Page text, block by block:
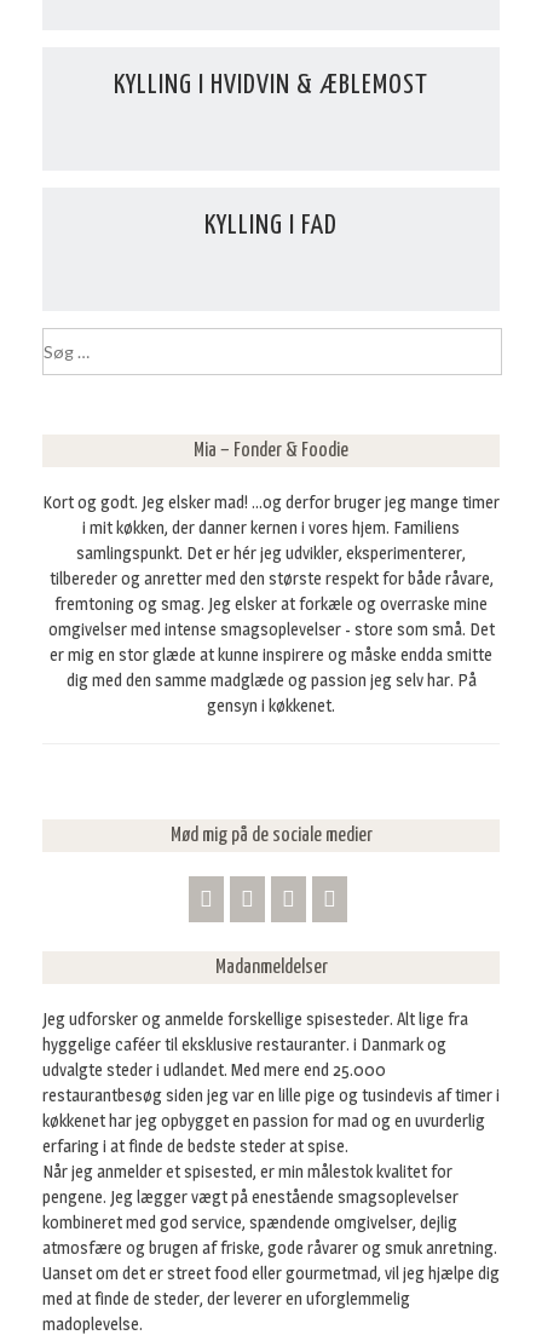
KYLLING I HVIDVIN & ÆBLEMOST
KYLLING I FAD
e
Mia – Fonder & Foodie
Kort og godt. Jeg elsker mad! ...og derfor bruger jeg mange timer
i mit køkken, der danner kernen i vores hjem. Familiens
samlingspunkt. Det er hér jeg udvikler, eksperimenterer,
tilbereder og anretter med den største respekt for både råvare,
fremtoning og smag. Jeg elsker at forkæle og overraske mine
omgivelser med intense smagsoplevelser - store som små. Det
er mig en stor glæde at kunne inspirere og måske endda smitte
dig med den samme madglæde og passion jeg selv har. På
gensyn i køkkenet.
Mød mig på de sociale medier
Madanmeldelser
Jeg udforsker og anmelde forskellige spisesteder. Alt lige fra
hyggelige caféer til eksklusive restauranter. i Danmark og
udvalgte steder i udlandet. Med mere end 25.000
restaurantbesøg siden jeg var en lille pige og tusindevis af timer i
køkkenet har jeg opbygget en passion for mad og en uvurderlig
erfaring i at finde de bedste steder at spise.
Når jeg anmelder et spisested, er min målestok kvalitet for
pengene. Jeg lægger vægt på enestående smagsoplevelser
kombineret med god service, spændende omgivelser, dejlig
atmosfære og brugen af friske, gode råvarer og smuk anretning.
Uanset om det er street food eller gourmetmad, vil jeg hjælpe dig
med at finde de steder, der leverer en uforglemmelig
madoplevelse.